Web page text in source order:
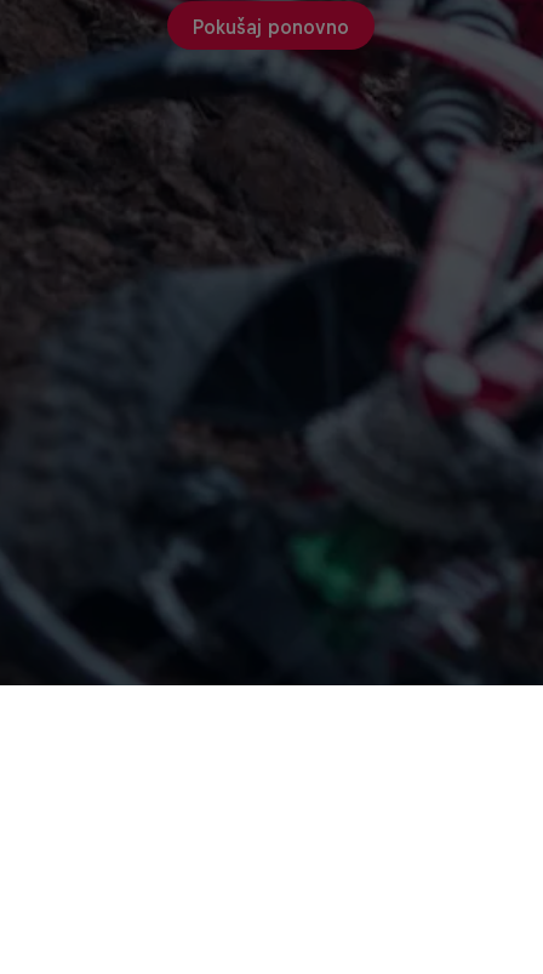
Pokušaj ponovno